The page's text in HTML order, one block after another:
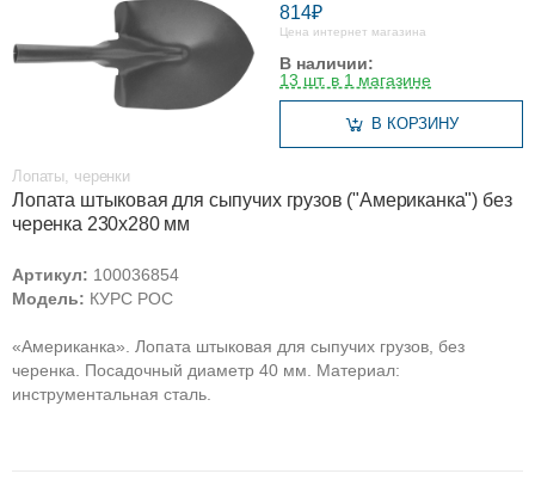
814₽
Цена интернет магазина
В наличии:
13 шт. в 1 магазине
В КОРЗИНУ
Лопаты, черенки
Лопата штыковая для сыпучих грузов ("Американка") без
черенка 230х280 мм
Артикул: 100036854
Модель: КУРС РОС
«Американка». Лопата штыковая для сыпучих грузов, без
черенка. Посадочный диаметр 40 мм. Материал:
инструментальная сталь.